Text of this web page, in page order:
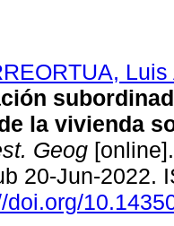
Luis
la vivienda
Geog
20-Jun-2022.
doi.org/